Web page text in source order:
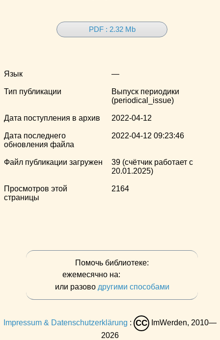
PDF : 2.32 Mb
Язык —
Тип публикации
Выпуск периодики
(periodical_issue)
Дата поступления в архив 2022-04-12
Дата последнего
обновления файла
2022-04-12 09:23:46
Файл публикации загружен
39 (счётчик работает с
20.01.2025)
Просмотров этой
страницы
2164
Помочь библиотеке:
ежемесячно на:
или разово другими способами
Impressum & Datenschutzerklärung : CC
ImWerden, 2010—
2026